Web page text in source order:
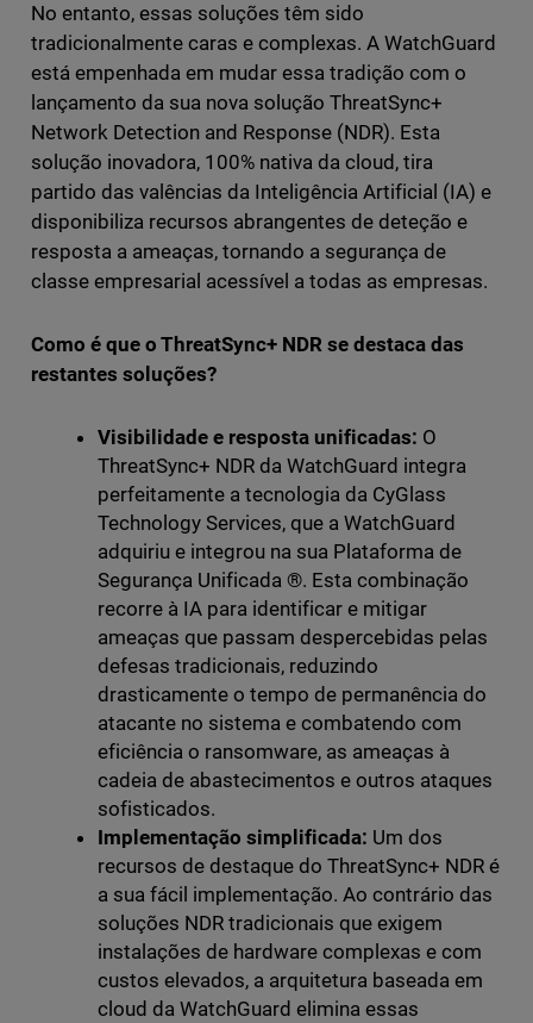
No entanto, essas soluções têm sido
tradicionalmente caras e complexas. A WatchGuard
está empenhada em mudar essa tradição com o
lançamento da sua nova solução ThreatSync+
Network Detection and Response (NDR). Esta
solução inovadora, 100% nativa da cloud, tira
partido das valências da Inteligência Artificial (IA) e
disponibiliza recursos abrangentes de deteção e
resposta a ameaças, tornando a segurança de
classe empresarial acessível a todas as empresas.
Como é que o ThreatSync+ NDR se destaca das
restantes soluções?
Visibilidade e resposta unificadas: O
ThreatSync+ NDR da WatchGuard integra
perfeitamente a tecnologia da CyGlass
Technology Services, que a WatchGuard
adquiriu e integrou na sua Plataforma de
Segurança Unificada ®. Esta combinação
recorre à IA para identificar e mitigar
ameaças que passam despercebidas pelas
defesas tradicionais, reduzindo
drasticamente o tempo de permanência do
atacante no sistema e combatendo com
eficiência o ransomware, as ameaças à
cadeia de abastecimentos e outros ataques
sofisticados.
Implementação simplificada: Um dos
recursos de destaque do ThreatSync+ NDR é
a sua fácil implementação. Ao contrário das
soluções NDR tradicionais que exigem
instalações de hardware complexas e com
custos elevados, a arquitetura baseada em
cloud da WatchGuard elimina essas